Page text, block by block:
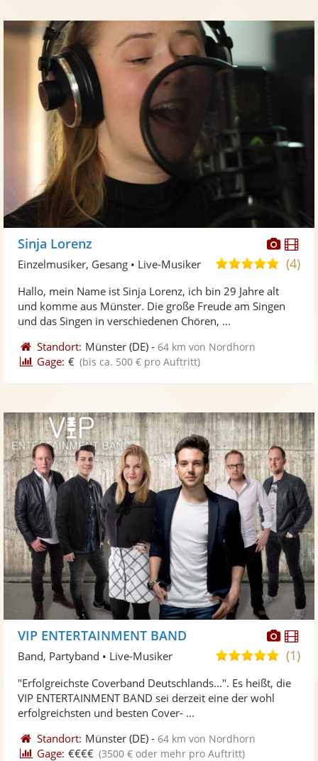
Sinja Lorenz
4,9
5
(4)
Einzelmusiker, Gesang • Live-Musiker
Hallo, mein Name ist Sinja Lorenz, ich bin 29 Jahre alt
und komme aus Münster. Die große Freude am Singen
und das Singen in verschiedenen Chören, ...
Standort: Münster (DE) -64 km von Nordhorn
Gage: € (bis ca. 500 € pro Auftritt)
Fotos
VIP ENTERTAINMENT BAND
5,0
5
(1)
Band, Partyband • Live-Musiker
"Erfolgreichste Coverband Deutschlands...". Es heißt, die
VIP ENTERTAINMENT BAND sei derzeit eine der wohl
erfolgreichsten und besten Cover- ...
Standort: Münster (DE) -64 km von Nordhorn
Gage: €€€€ (3500 € oder mehr pro Auftritt)